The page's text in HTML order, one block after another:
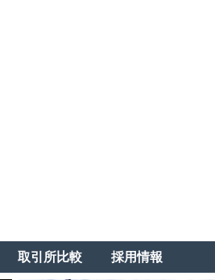
取引所比較 採用情報